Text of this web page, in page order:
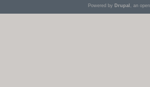
Powered by Drupal , an